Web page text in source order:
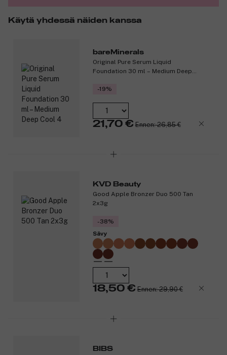
Käytä yhdessä näiden kanssa
bareMinerals
Original Pure Serum Liquid
Foundation 30 ml – Medium Deep
-19%
21,70 € Ennen: 26,85 €
KVD Beauty
Good Apple Bronzer Duo 500 Tan
2x3g
-38%
Sävy
18,50 € Ennen: 29,90 €
BIBS